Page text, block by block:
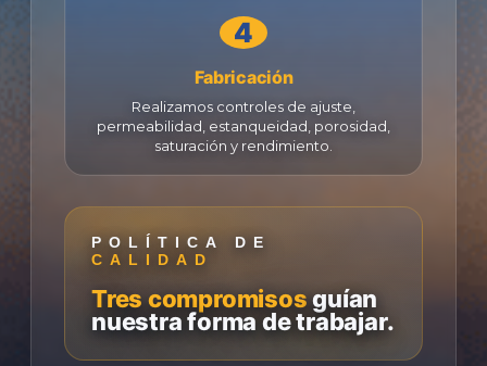
Fabricación
Realizamos controles de ajuste,
permeabilidad, estanqueidad, porosidad,
saturación y rendimiento.
POLÍTICA DE
CALIDAD
Tres compromisosguían
nuestra forma de trabajar.